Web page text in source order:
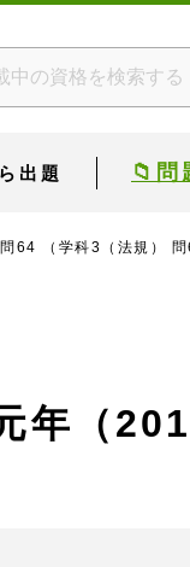
出題 📁問
問64 （学科3（法規） 問
年（